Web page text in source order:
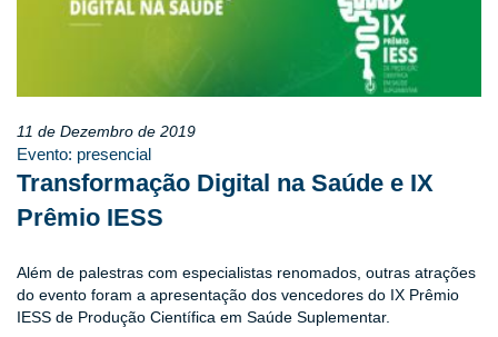
11 de Dezembro de 2019
Evento: presencial
Transformação Digital na Saúde e IX
Prêmio IESS
Além de palestras com especialistas renomados, outras atrações
do evento foram a apresentação dos vencedores do IX Prêmio
IESS de Produção Científica em Saúde Suplementar.